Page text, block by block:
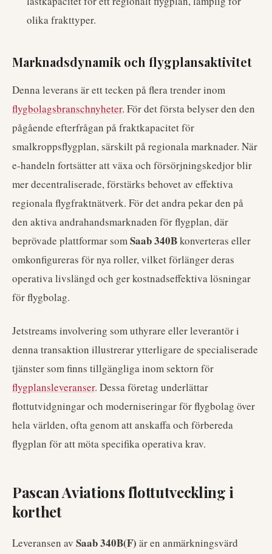
olika frakttyper.
Marknadsdynamik och flygplansaktivitet
Denna leverans är ett tecken på flera trender inom
flygbolagsbranschnyheter. För det första belyser den den
pågående efterfrågan på fraktkapacitet för
smalkroppsflygplan, särskilt på regionala marknader. När
e-handeln fortsätter att växa och försörjningskedjor blir
mer decentraliserade, förstärks behovet av effektiva
regionala flygfraktnätverk. För det andra pekar den på
den aktiva andrahandsmarknaden för flygplan, där
beprövade plattformar somSaab 340Bkonverteras eller
omkonfigureras för nya roller, vilket förlänger deras
operativa livslängd och ger kostnadseffektiva lösningar
för flygbolag.
Jetstreams involvering som uthyrare eller leverantör i
denna transaktion illustrerar ytterligare de specialiserade
tjänster som finns tillgängliga inom sektorn för
flygplansleveranser. Dessa företag underlättar
flottutvidgningar och moderniseringar för flygbolag över
hela världen, ofta genom att anskaffa och förbereda
flygplan för att möta specifika operativa krav.
Pascan Aviations flottutveckling i
korthet
Leveransen av Saab 340B(F) är en anmärkningsvärd